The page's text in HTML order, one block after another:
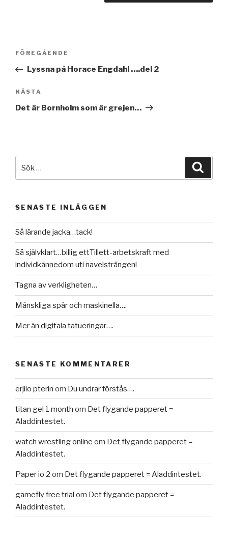
Inläggsnavigering
Föregående
inlägg
FÖREGÅENDE
Lyssna på Horace Engdahl ….del 2
Nästa
inlägg
NÄSTA
Det är Bornholm som är grejen…
efter:
SENASTE INLÄGGEN
Så lärande jacka…tack!
Så självklart…billig ettTillett-arbetskraft med
individkännedom uti navelsträngen!
Tagna av verkligheten…
Mänskliga spår och maskinella….
Mer än digitala tatueringar….
SENASTE KOMMENTARER
erjilo pterin om Du undrar förstås….
titan gel 1 month om Det flygande papperet =
Aladdintestet.
watch wrestling online om Det flygande papperet =
Aladdintestet.
Paper io 2 om Det flygande papperet = Aladdintestet.
gamefly free trial om Det flygande papperet =
Aladdintestet.